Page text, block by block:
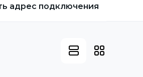
адрес подключения